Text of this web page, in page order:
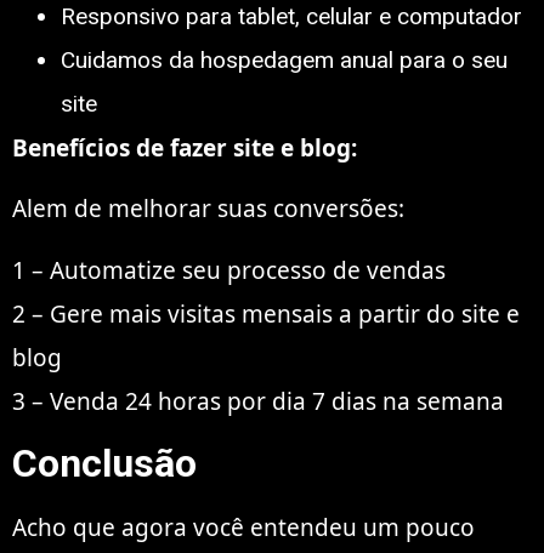
Responsivo para tablet, celular e computador
Cuidamos da hospedagem anual para o seu
site
Benefícios de fazer site e blog:
Alem de melhorar suas conversões:
1 – Automatize seu processo de vendas
2 – Gere mais visitas mensais a partir do site e
blog
3 – Venda 24 horas por dia 7 dias na semana
Conclusão
Acho que agora você entendeu um pouco